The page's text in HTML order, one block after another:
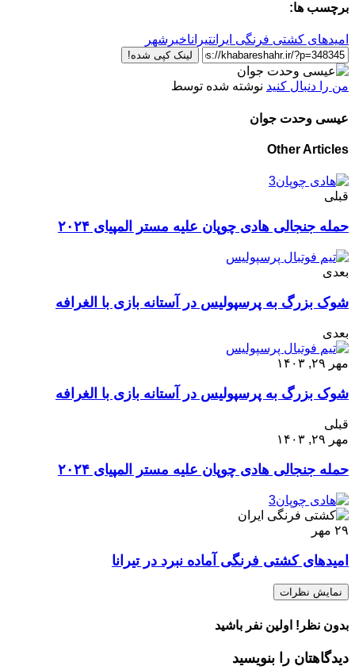
برچسب ها:
امیدهای کشتی فرنگی ایرانتیراناخبرشهر
لینک کپی شده!
من را دنبال کنید نوشته شده توسط
عیسی وحدت جوان
Other Articles
قبلی
حمله جنجالی هادی چوپان علیه مستر المپیای ۲۰۲۴
بعدی
شوک بزرگ به پرسپولیس در آستانه بازی با الغرافه
بعدی
مهر ۲۹, ۱۴۰۳
شوک بزرگ به پرسپولیس در آستانه بازی با الغرافه
قبلی
مهر ۲۹, ۱۴۰۳
حمله جنجالی هادی چوپان علیه مستر المپیای ۲۰۲۴
۲۹ مهر
امیدهای کشتی فرنگی آماده نبرد در تیرانا
نمایش نظرات
بدون نظر! اولین نفر باشید
دیدگاهتان را بنویسید